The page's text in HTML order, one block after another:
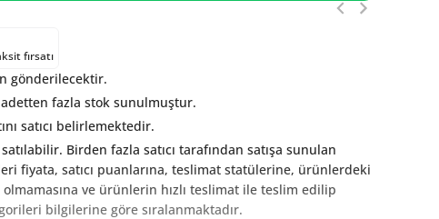
fırsatı
gönderilecektir.
fazla stok sunulmuştur.
satıcı belirlemektedir.
Birden fazla satıcı tarafından satışa sunulan
fiyata, satıcı puanlarına, teslimat statülerine, ürünlerdeki
ve ürünlerin hızlı teslimat ile teslim edilip
bilgilerine göre sıralanmaktadır.